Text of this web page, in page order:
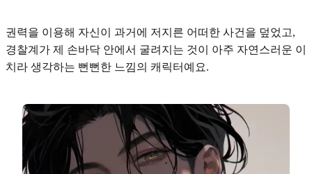
권력을 이용해 자신이 과거에 저지른 어떠한 사건을 덮었고,
경찰계가 제 손바닥 안에서 굴려지는 것이 아주 자연스러운 이
치라 생각하는 뻔뻔한 느낌의 캐릭터예요.